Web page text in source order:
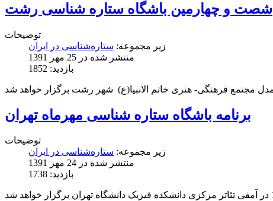
شصت و چهارمین باشگاه ستاره شناسی رشت
توضیحات
زیر مجموعه: ستاره‌شناسی در ایران
منتشر شده در 25 مهر 1391
بازدید: 1852
برنامه باشگاه ستاره شناسی مهرماه تهران
توضیحات
زیر مجموعه: ستاره‌شناسی در ایران
منتشر شده در 24 مهر 1391
بازدید: 1738